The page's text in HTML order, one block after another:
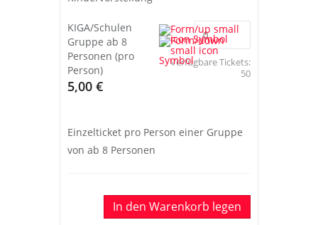
KIGA/Schulen
Gruppe ab 8
Personen (pro
Person)
5,00 €
Verfügbare Tickets:
50
Einzelticket pro Person einer Gruppe
von ab 8 Personen
In den Warenkorb legen